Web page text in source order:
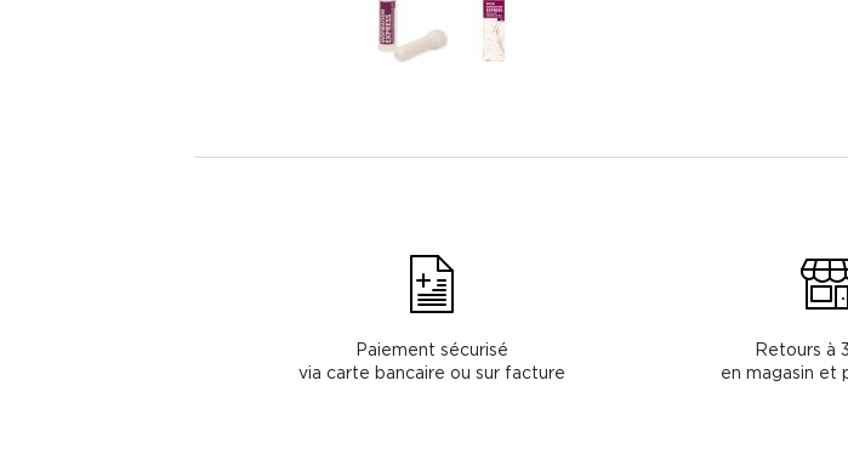
Paiement sécurisé
via carte bancaire ou sur facture
Retours à
en magasin et